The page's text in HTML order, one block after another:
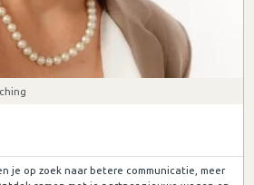
je op zoek naar betere communicatie, meer